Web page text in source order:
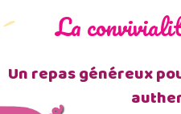
La
Un repas généreux